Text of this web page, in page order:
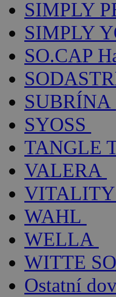
SIMPLY
SIMPLY
SO.CAP
SUBRÍNA
SYOSS
TANGLE
VALERA
WAHL
WELLA
WITTE
Ostatní